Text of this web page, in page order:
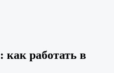
как работать в